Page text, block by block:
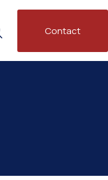
Contact